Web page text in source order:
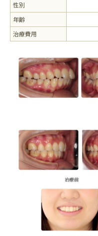
性別
年齢
治療費用